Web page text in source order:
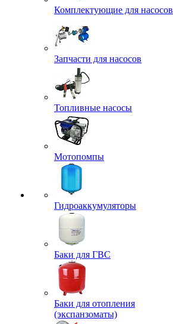
Комплектующие для насосов
Запчасти для насосов
Топливные насосы
Мотопомпы
Гидроаккумуляторы
Баки для ГВС
Баки для отопления
(экспанзоматы)